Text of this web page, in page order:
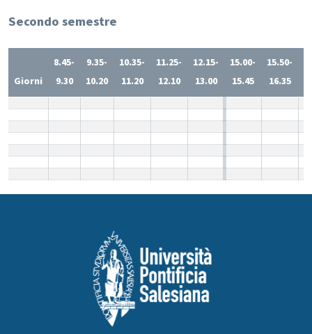
Secondo semestre
Giorni
8.45-
9.30
9.35-
10.20
10.35-
11.20
11.25-
12.10
12.15-
13.00
15.00-
15.45
15.50-
16.35